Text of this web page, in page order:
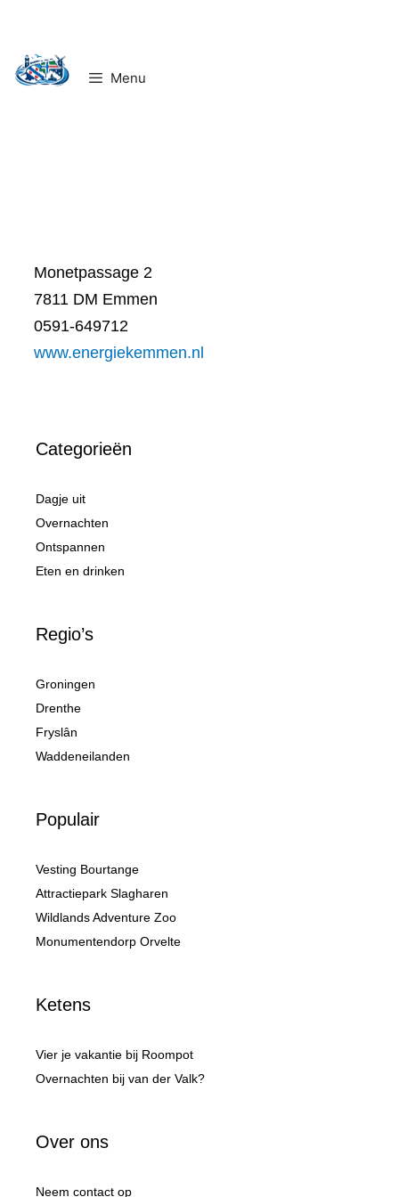
de
Menu
Monetpassage 2
7811 DM Emmen
0591-649712
www.energiekemmen.nl
Categorieën
Dagje uit
Overnachten
Ontspannen
Eten en drinken
Regio’s
Groningen
Drenthe
Fryslân
Waddeneilanden
Populair
Vesting Bourtange
Attractiepark Slagharen
Wildlands Adventure Zoo
Monumentendorp Orvelte
Ketens
Vier je vakantie bij Roompot
Overnachten bij van der Valk?
Over ons
Neem contact op